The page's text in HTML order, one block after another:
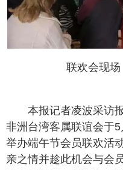
联欢会现
本报记者凌波采访
非洲台湾客属联谊会于
举办端午节会员联欢活
亲之情并趁此机会与会